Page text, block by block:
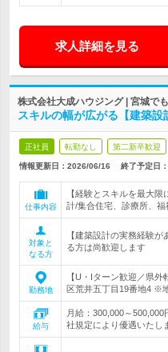
求人詳細を見る
株式会社大成ハウジング | 宮城で
スキルの幅が広がる【建築
正社員 転勤なし 第二新卒歓迎
情報更新日：2026/06/16 終了予定日：
仕事内容
【経験とスキルを最大
計/集合住宅、診療所、福
対象と
なる方
【建築設計の実務経験
る方は尚歓迎します
勤務地
【U・Iターン歓迎／県
区荒井五丁目19番地4 ※
給与
月給：300,000～
社規定により優遇いた